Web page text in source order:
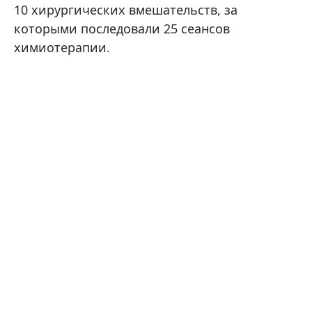
10 хирургических вмешательств, за
которыми последовали 25 сеансов
химиотерапии.